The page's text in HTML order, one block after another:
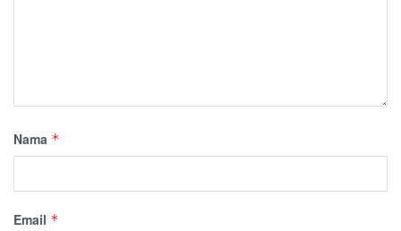
Nama *
Email *